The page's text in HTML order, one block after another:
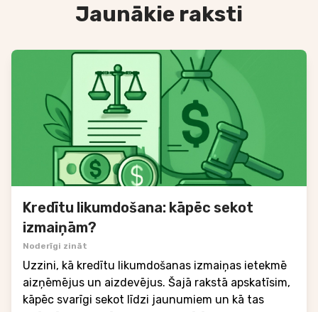
Jaunākie raksti
Kredītu likumdošana: kāpēc sekot
izmaiņām?
Noderīgi zināt
Uzzini, kā kredītu likumdošanas izmaiņas ietekmē
aizņēmējus un aizdevējus. Šajā rakstā apskatīsim,
kāpēc svarīgi sekot līdzi jaunumiem un kā tas